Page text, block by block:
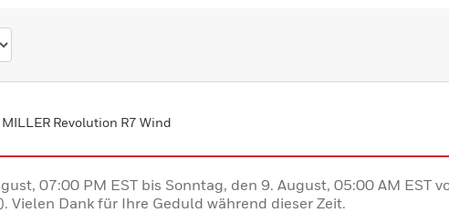
MILLER Revolution R7 Wind
07:00 PM EST bis Sonntag, den 9. August, 05:00 AM EST
Vielen Dank für Ihre Geduld während dieser Zeit.